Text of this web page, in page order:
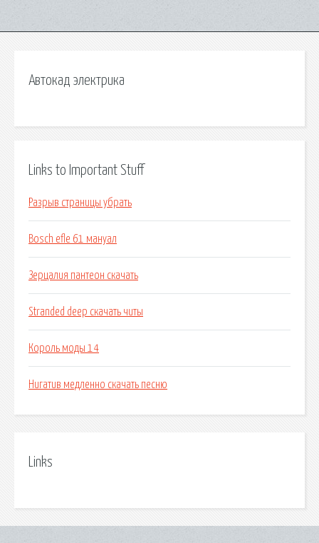
Автокад электрика
Links to Important Stuff
Разрыв страницы убрать
Bosch efle 61 мануал
Зерцалия пантеон скачать
Stranded deep скачать читы
Король моды 14
Нигатив медленно скачать песню
Links